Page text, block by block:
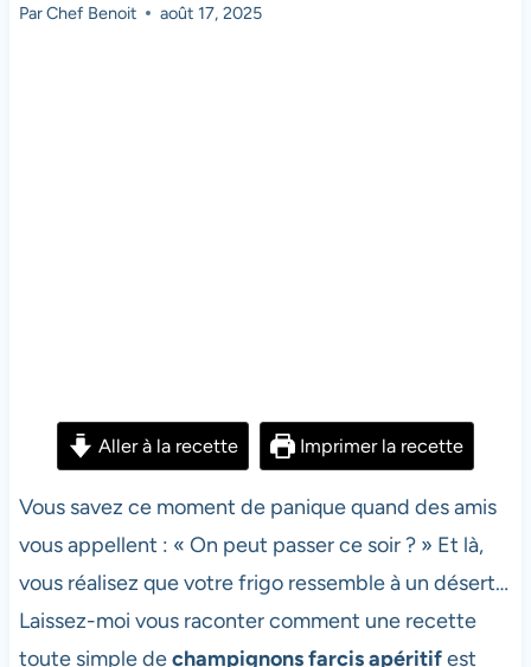
ParChef Benoit août 17, 2025
Aller à la recette Imprimer la recette
Vous savez ce moment de panique quand des amis
vous appellent : « On peut passer ce soir ? » Et là,
vous réalisez que votre frigo ressemble à un désert…
Laissez-moi vous raconter comment une recette
toute simple dechampignons farcis apéritifest